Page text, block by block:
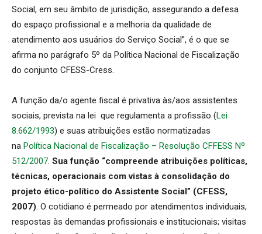
Social, em seu âmbito de jurisdição, assegurando a defesa
do espaço profissional e a melhoria da qualidade de
atendimento aos usuários do Serviço Social”, é o que se
afirma no parágrafo 5º da Política Nacional de Fiscalização
do conjunto CFESS-Cress.
A função da/o agente fiscal é privativa às/aos assistentes
sociais, prevista na lei que regulamenta a profissão (Lei
8.662/1993) e suas atribuições estão normatizadas
na Política Nacional de Fiscalização – Resolução CFFESS Nº
512/2007. Sua função “compreende atribuições políticas,
técnicas, operacionais com vistas à consolidação do
projeto ético-político do Assistente Social” (CFESS,
2007). O cotidiano é permeado por atendimentos individuais,
respostas às demandas profissionais e institucionais; visitas